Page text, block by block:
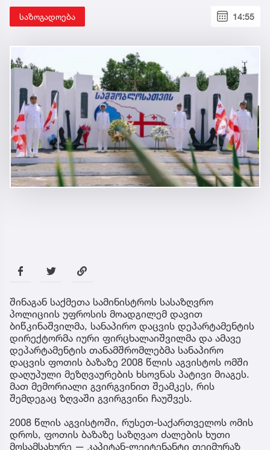
საზოგადოება 14:55
შინაგან საქმეთა სამინისტროს სასაზღვრო
პოლიციის უფროსის მოადგილემ დავით
ბიწკინაშვილმა, სანაპირო დაცვის დეპარტამენტის
დირექტორმა იური ფირცხალაიშვილმა და ამავე
დეპარტამენტის თანამშრომლებმა სანაპირო
დაცვის ფოთის ბაზაზე 2008 წლის აგვისტოს ომში
დაღუპული მეზღვაურების ხსოვნას პატივი მიაგეს.
მათ მემორიალი გვირგვინით შეამკეს, რის
შემდეგაც ზღვაში გვირგვინი ჩაუშვეს.
2008 წლის აგვისტოში, რუსეთ-საქართველოს ომის
დროს, ფოთის ბაზაზე საზღვაო ძალების ხუთი
მოსამსახურე — კაპიტან-ლეიტენანტი თეიმურაზ